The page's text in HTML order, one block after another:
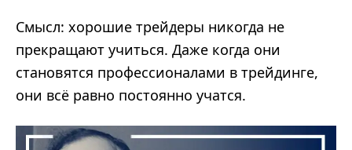
Смысл: хорошие трейдеры никогда не
прекращают учиться. Даже когда они
становятся профессионалами в трейдинге,
они всё равно постоянно учатся.